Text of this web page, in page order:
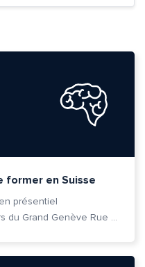
former en Suisse
en présentiel
Cité des Métiers du Grand Genève Rue Prévost-Martin 6 1205 Genève